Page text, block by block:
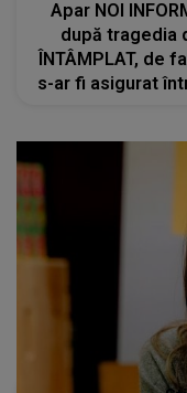
Apar NOI
după tragedia
ÎNTÂMPLAT, de
s-ar fi asigurat